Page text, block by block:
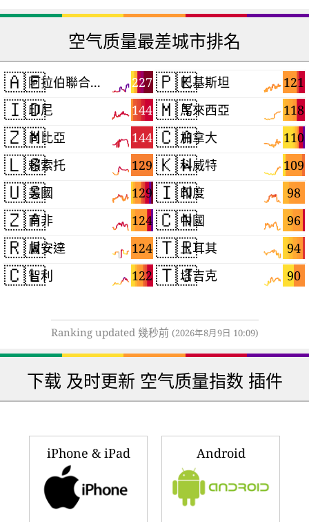
空气质量最差城市排名
🇦🇪 227
阿拉伯聯合大公國
🇮🇩 144
印尼
🇿🇲 144
尚比亞
🇱🇸 129
賴索托
🇺🇸 129
美國
🇿🇦 124
南非
🇷🇼 124
盧安達
🇨🇱 122
智利
🇵🇰 121
巴基斯坦
🇲🇾 118
馬來西亞
🇨🇦 110
加拿大
🇰🇼 109
科威特
🇮🇳 98
印度
🇨🇳 96
中國
🇹🇷 94
土耳其
🇹🇯 90
塔吉克
Ranking updated 幾秒前 (2026年8月9日 10:09)
下载 及时更新 空气质量指数 插件
iPhone & iPad Android